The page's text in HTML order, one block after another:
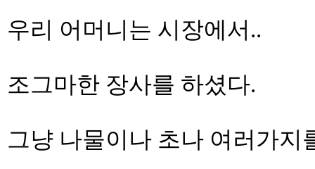
우리 어머니는 시장에서..
조그마한 장사를 하셨다.
그냥 나물이나 초나 여러가지